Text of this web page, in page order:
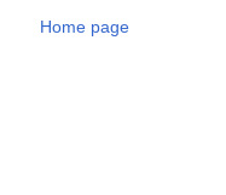
Home page